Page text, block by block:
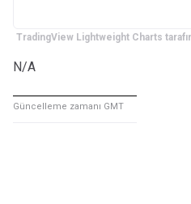
TradingView Lightweight Charts
N/A
Güncelleme zamanı GMT